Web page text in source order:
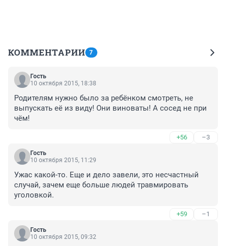
КОММЕНТАРИИ 7
Гость
10 октября 2015, 18:38
Родителям нужно было за ребёнком смотреть, не
выпускать её из виду! Они виноваты! А сосед не при
чём!
+56 –3
Гость
10 октября 2015, 11:29
Ужас какой-то. Еще и дело завели, это несчастный
случай, зачем еще больше людей травмировать
уголовкой.
+59 –1
Гость
10 октября 2015, 09:32